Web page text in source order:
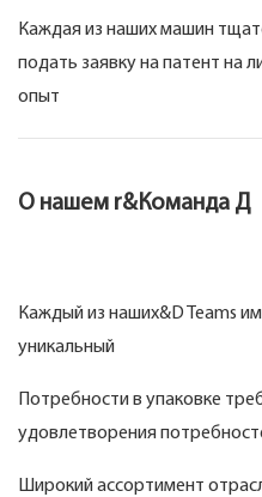
Каждая из наших машин
подать заявку на патент на
опыт
О нашем r&Команда Д
Каждый из наших&D Teams
уникальный
Потребности в упаковке
удовлетворения
Широкий ассортимент